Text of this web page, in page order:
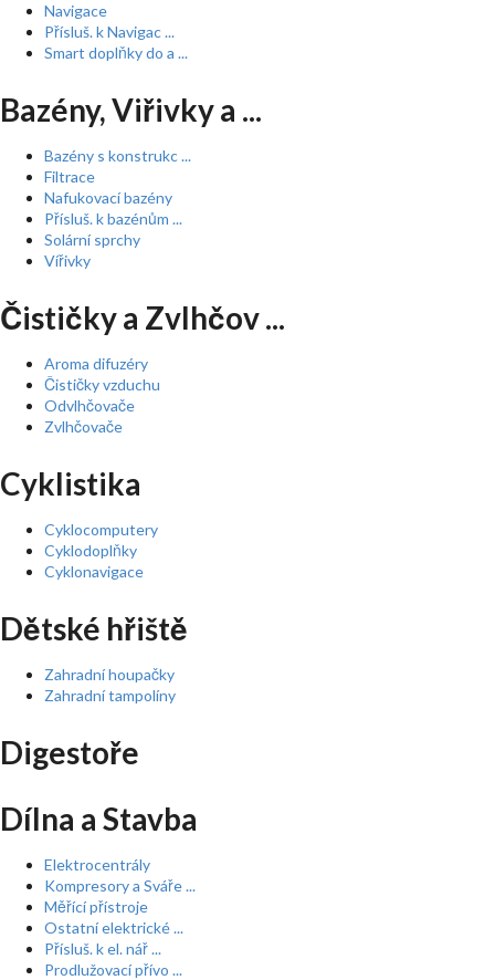
Navigace
Přísluš. k Navigac ...
Smart doplňky do a ...
Bazény, Viřivky a ...
Bazény s konstrukc ...
Filtrace
Nafukovací bazény
Přísluš. k bazénům ...
Solární sprchy
Vířivky
Čističky a Zvlhčov ...
Aroma difuzéry
Čističky vzduchu
Odvlhčovače
Zvlhčovače
Cyklistika
Cyklocomputery
Cyklodoplňky
Cyklonavigace
Dětské hřiště
Zahradní houpačky
Zahradní tampolíny
Digestoře
Dílna a Stavba
Elektrocentrály
Kompresory a Sváře ...
Měřící přístroje
Ostatní elektrické ...
Přísluš. k el. nář ...
Prodlužovací přívo ...